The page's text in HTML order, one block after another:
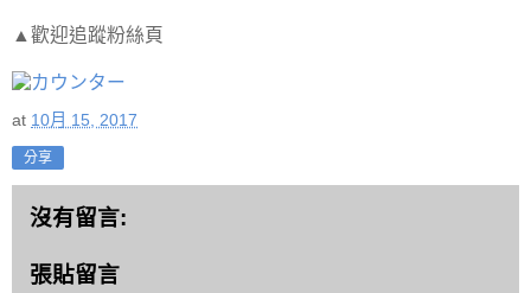
▲歡迎追蹤粉絲頁
at 10月 15, 2017
分享
沒有留言:
張貼留言